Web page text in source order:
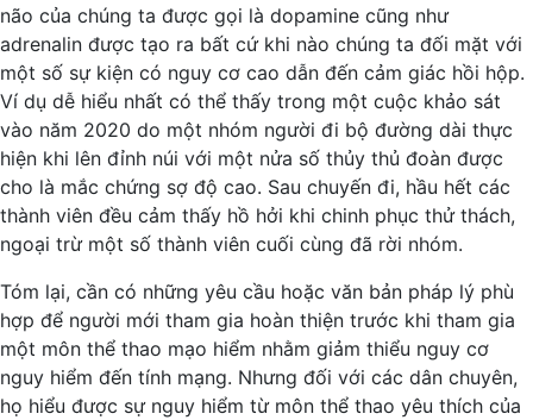
não của chúng ta được gọi là dopamine cũng như
adrenalin được tạo ra bất cứ khi nào chúng ta đối mặt với
một số sự kiện có nguy cơ cao dẫn đến cảm giác hồi hộp.
Ví dụ dễ hiểu nhất có thể thấy trong một cuộc khảo sát
vào năm 2020 do một nhóm người đi bộ đường dài thực
hiện khi lên đỉnh núi với một nửa số thủy thủ đoàn được
cho là mắc chứng sợ độ cao. Sau chuyến đi, hầu hết các
thành viên đều cảm thấy hồ hởi khi chinh phục thử thách,
ngoại trừ một số thành viên cuối cùng đã rời nhóm.
Tóm lại, cần có những yêu cầu hoặc văn bản pháp lý phù
hợp để người mới tham gia hoàn thiện trước khi tham gia
một môn thể thao mạo hiểm nhằm giảm thiểu nguy cơ
nguy hiểm đến tính mạng. Nhưng đối với các dân chuyên,
họ hiểu được sự nguy hiểm từ môn thể thao yêu thích của